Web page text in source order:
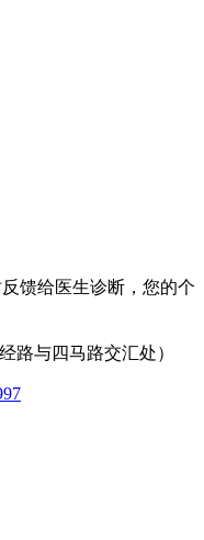
馈给医生诊断，您的个
路与四马路交汇处）